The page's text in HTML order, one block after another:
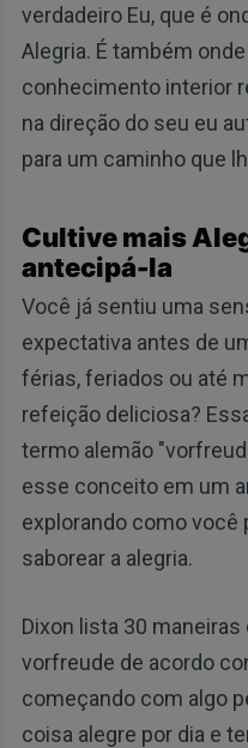
verdadeiro Eu, que é
Alegria. É também
conhecimento interior
na direção do seu eu
para um caminho que
Cultive mais
antecipá-la
Você já sentiu uma
expectativa antes de
férias, feriados ou até
refeição deliciosa?
termo alemão
esse conceito em um
explorando como você
saborear a alegria.
Dixon lista 30
vorfreude de acordo
começando com algo
coisa alegre por dia e